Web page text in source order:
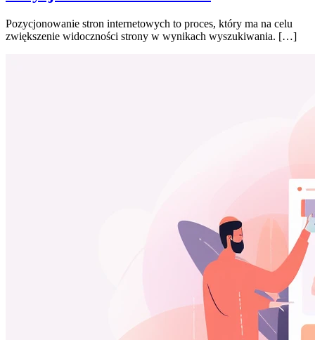
Pozycjonowanie stron internetowych to proces, który ma na celu
zwiększenie widoczności strony w wynikach wyszukiwania. […]